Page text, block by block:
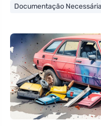
Documentação Necessária